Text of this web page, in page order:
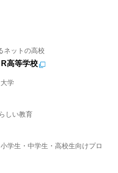
ネットの高校
高等学校
学
しい教育
学生・中学生・高校生向けプロ